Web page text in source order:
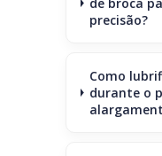
precisão?
Como
durante o